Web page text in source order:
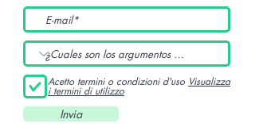
Acetto termini o condizioni d'uso Visualizza
i termini di utilizzo
Invia